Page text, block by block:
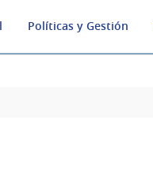
Políticas y Gestión